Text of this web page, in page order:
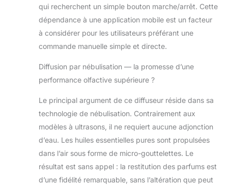
la dilution de l'huile dans l'eau, vous
permettant d'obtenir des huiles
totalement sans danger pour les
enfants et les animaux
pour obtenir le meilleur effet des
huiles essentielles. La différence
essentielles à ultrasons est qu'il a
besoin d'eau avec des huiles et
vous devez nettoyer l'appareil tous
santé. 【Grande capacité et pas de
désordre】 : notre diffuseur d'huiles
aromatiques sans eau est livré avec
une bouteille d'huile de 300 ml
qui recherchent un simple bouton marche/arrêt. Cette
dépendance à une application mobile est un facteur
à considérer pour les utilisateurs préférant une
commande manuelle simple et directe.
Diffusion par nébulisation — la promesse d’une
performance olfactive supérieure ?
Le principal argument de ce diffuseur réside dans sa
technologie de nébulisation. Contrairement aux
modèles à ultrasons, il ne requiert aucune adjonction
d’eau. Les huiles essentielles pures sont propulsées
dans l’air sous forme de micro-gouttelettes. Le
résultat est sans appel : la restitution des parfums est
d’une fidélité remarquable, sans l’altération que peut